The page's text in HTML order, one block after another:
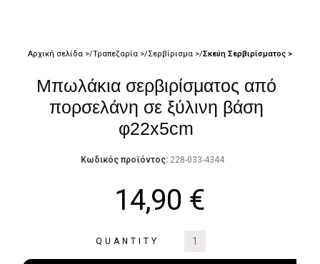
Αρχική σελίδα Τραπεζαρία Σερβίρισμα Σκεύη Σερβιρίσματος
Μπωλάκια σερβιρίσματος από
πορσελάνη σε ξύλινη βάση
φ22x5cm
Κωδικός προϊόντος: 228-033-4344
14,90 €
QUANTITY